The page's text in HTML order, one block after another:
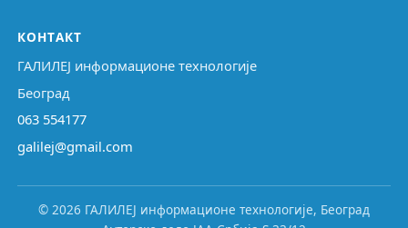
КОНТАКТ
ГАЛИЛЕЈ информационе технологије
Београд
063 554177
galilej@gmail.com
© 2026 ГАЛИЛЕЈ информационе технологије, Београд